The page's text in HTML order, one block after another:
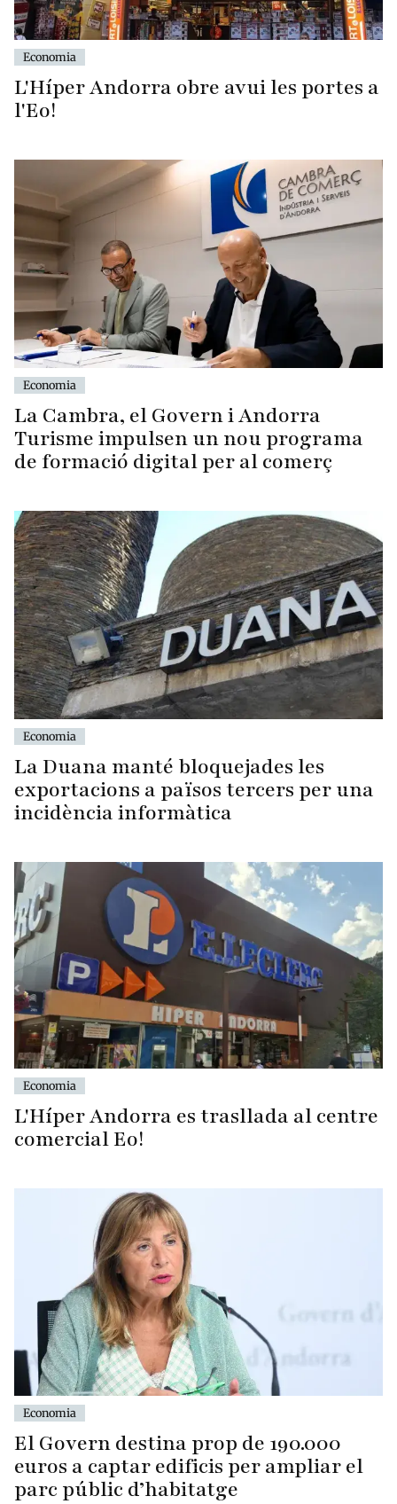
Economia
L'Híper Andorra obre avui les portes a
l'Eo!
Economia
La Cambra, el Govern i Andorra
Turisme impulsen un nou programa
de formació digital per al comerç
Economia
La Duana manté bloquejades les
exportacions a països tercers per una
incidència informàtica
Economia
L'Híper Andorra es trasllada al centre
comercial Eo!
Economia
El Govern destina prop de 190.000
euros a captar edificis per ampliar el
parc públic d’habitatge